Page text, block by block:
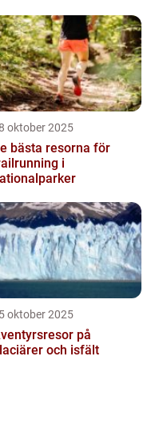
oktober 2025
bästa resorna för
i
oktober 2025
på
och isfält